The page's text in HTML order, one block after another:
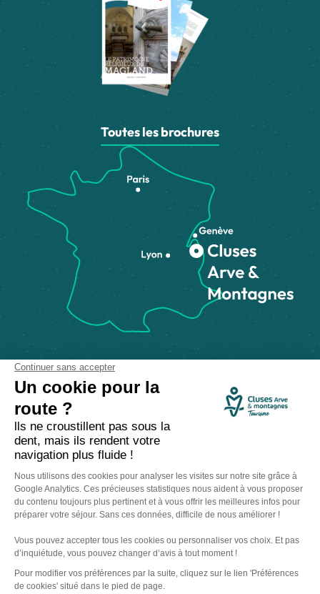
Toutes les brochures
Comment venir ?
Made with by IRIS Interactive
Mentions légales - Politique de confidentialité
Accessibilité numérique
conditions d'utilisationde Google s'appliquent.